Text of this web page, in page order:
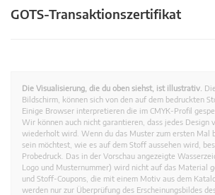
GOTS-Transaktionszertifikat
Die Visualisierung, die du oben siehst, ist illustrativ.
Bildschirm, können sich von den auf dem bedruckten
Einige Browser interpretieren die im CMYK-Profil
Wir können auch nicht garantieren, dass jedes Design
wiederholt wird. Wenn du das Muster zum ersten Mal
sein möchtest, wie es auf dem Stoff aussehen wird,
Probedruck. Das in der Vorschau angezeigte
Logo und Musternummer) wird nicht auf das Material
und Stoff-Coupons, die mit einem Motiv aus dem
werden nur zur Überprüfung des Erscheinungsbildes